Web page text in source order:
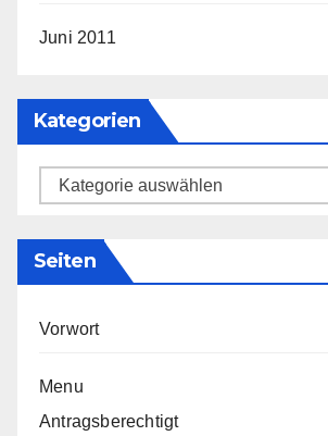
Juni 2011
Kategorien
Kategorien
Seiten
Vorwort
Menu
Antragsberechtigt